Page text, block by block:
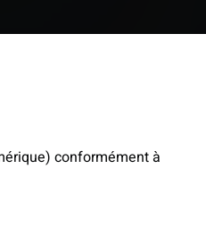
conformément à